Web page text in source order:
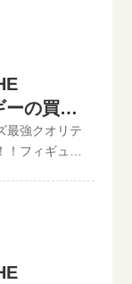
定が可能で
報
金額に納得し
お申込みく
が届いた
自宅から出
す！宅配買
取り可能で
です。JANコ
ような入力方
催中の買取
格表の更新
た買取査定
のでご安心
格は500円
の他のワン
ラから↓その他
込みフォー
無料の宅配
て、送るだ
いものが売
の買取
最強クオリテ
！フィギュア
格表の更新
た買取査定
のでご安心